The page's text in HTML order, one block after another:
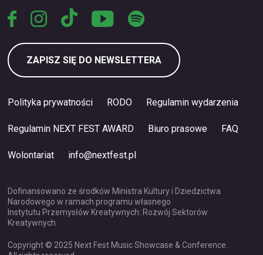
ZAPISZ SIĘ DO NEWSLETTERA
Polityka prywatności RODO Regulamin wydarzenia
Regulamin NEXT FEST AWARD Biuro prasowe FAQ
Wolontariat info@nextfest.pl
Dofinansowano ze środków Ministra Kultury i Dziedzictwa
Narodowego w ramach programu własnego
Instytutu Przemysłów Kreatywnych: Rozwój Sektorów
Kreatywnych
Copyright © 2025 Next Fest Music Showcase & Conference.